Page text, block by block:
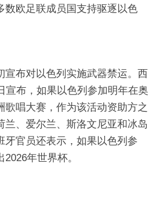
数欧足联成员国支持驱逐以色
布对以色列实施武器禁运。西
宣布，如果以色列参加明年在奥
歌唱大赛，作为该活动资助方之
兰、爱尔兰、斯洛文尼亚和冰岛
牙官员还表示，如果以色列参
年世界杯。